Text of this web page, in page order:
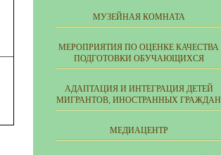
МУЗЕЙНАЯ КОМНАТА
МЕРОПРИЯТИЯ ПО ОЦЕНКЕ КАЧЕСТВА
ПОДГОТОВКИ ОБУЧАЮЩИХСЯ
АДАПТАЦИЯ И ИНТЕГРАЦИЯ ДЕТЕЙ
МИГРАНТОВ, ИНОСТРАННЫХ ГРАЖДАН
МЕДИАЦЕНТР